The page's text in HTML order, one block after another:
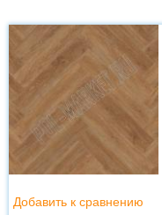
Добавить к сравнению